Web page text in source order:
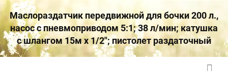
Маслораздатчик передвижной для бочки 200 л.,
насос с пневмоприводом 5:1; 38 л/мин; катушка
с шлангом 15м х 1/2"; пистолет раздаточный